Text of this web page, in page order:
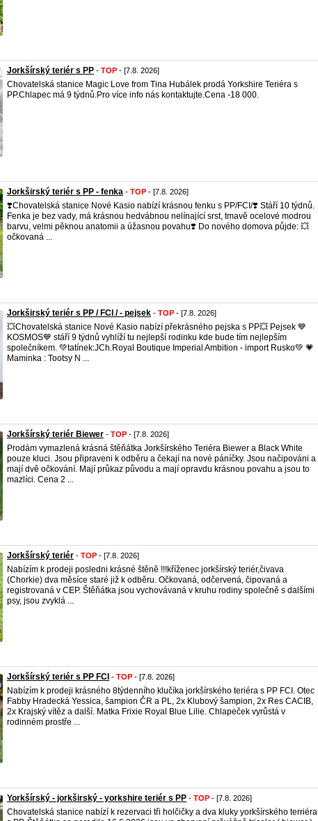
Jorkšírský teriér s PP - TOP - [7.8. 2026]
Chovatelská stanice Magic Love from Tina Hubálek prodá Yorkshire Teriéra s
PP.Chlapec má 9 týdnů.Pro více info nás kontaktujte.Cena -18 000.
Jorkširský teriér s PP - fenka - TOP - [7.8. 2026]
❣️Chovatelská stanice Nové Kasio nabízí krásnou fenku s PP/FCI/❣️ Stáří 10 týdnů.
Fenka je bez vady, má krásnou hedvábnou nelínající srst, tmavě ocelové modrou
barvu, velmi pěknou anatomii a úžasnou povahu❣️ Do nového domova půjde: 💥
očkovaná ...
Jorkširský teriér s PP / FCI / - pejsek - TOP - [7.8. 2026]
💥Chovatelská stanice Nové Kasio nabízí překrásného pejska s PP💥 Pejsek 💙
KOSMOS💙 stáří 9 týdnů vyhlíží tu nejlepší rodinku kde bude tím nejlepším
společníkem. 💚tatínek:JCh.Royal Boutique Imperial Ambition - import Rusko💚 💗
Maminka : Tootsy N ...
Jorkšírský teriér Biewer - TOP - [7.8. 2026]
Prodám vymazlená krásná štěňátka Jorkšírského Teriéra Biewer a Black White
pouze kluci. Jsou připraveni k odběru a čekají na nové páníčky. Jsou načipováni a
mají dvě očkování. Mají průkaz původu a mají opravdu krásnou povahu a jsou to
mazlíci. Cena 2 ...
Jorkšírský teriér - TOP - [7.8. 2026]
Nabízím k prodeji posledni krásné štěně !!!kříženec jorkšírský teriér,čivava
(Chorkie) dva měsíce staré již k odběru. Očkovaná, odčervená, čipovaná a
registrovaná v CEP. Štěňátka jsou vychovávaná v kruhu rodiny společně s dalšími
psy, jsou zvyklá ...
Jorkšírský teriér s PP FCI - TOP - [7.8. 2026]
Nabízím k prodeji krásného 8týdenního klučíka jorkšírského teriéra s PP FCI. Otec
Fabby Hradecká Yessica, šampion ČR a PL, 2x Klubový šampion, 2x Res CACIB,
2x Krajský vítěz a další. Matka Frixie Royal Blue Lilie. Chlapeček vyrůstá v
rodinném prostře ...
Yorkšírský - jorkširský - yorkshire teriér s PP - TOP - [7.8. 2026]
Chovatelská stanice nabízí k rezervaci tři holčičky a dva kluky yorkšírského terriéra